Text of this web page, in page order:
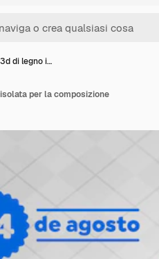
di legno i…
per la composizione